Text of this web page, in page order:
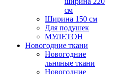
см
Ширина 150 см
Для подушек
МУЛЕТОН
Новогодние ткани
Новогодние
льняные ткани
Новогодние